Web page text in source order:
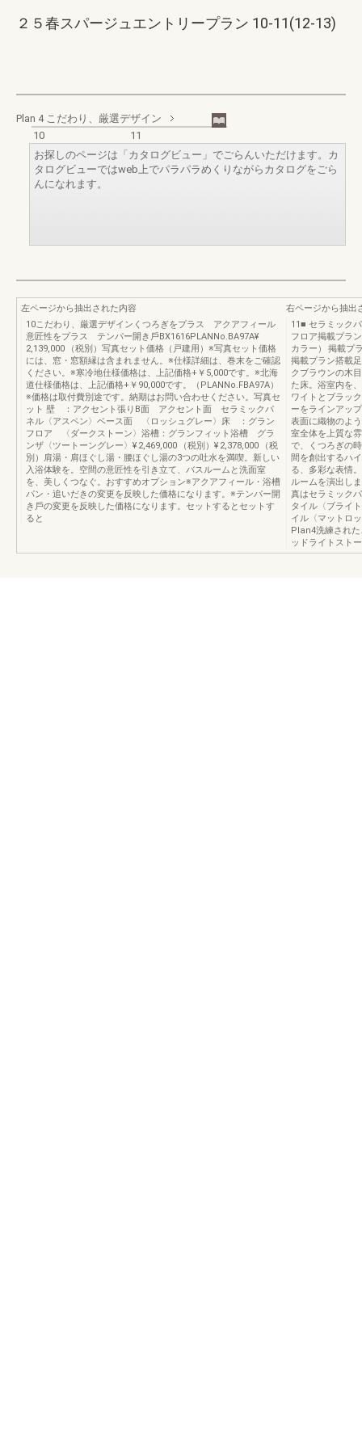
２５春スパージュエントリープラン 10-11(12-13)
Plan 4 こだわり、厳選デザイン
10
11
お探しのページは「カタログビュー」でごらんいただけます。カ
タログビューではweb上でパラパラめくりながらカタログをごら
んになれます。
左ページから抽出された内容
10こだわり、厳選デザインくつろぎをプラス アクアフィール
意匠性をプラス テンパー開き⼾BX1616PLANNo.BA97A¥
2,139,000 （税別）写真セット価格（戸建用）※写真セット価格
には、窓・窓額縁は含まれません。※仕様詳細は、巻末をご確認
ください。※寒冷地仕様価格は、上記価格+￥5,000です。※北海
道仕様価格は、上記価格+￥90,000です。（PLANNo.FBA97A）
※価格は取付費別途です。納期はお問い合わせください。写真セ
ット 壁 ：アクセント張りB面 アクセント面 セラミックパ
ネル〈アスペン〉ベース面 〈ロッシュグレー〉床 ：グラン
フロア 〈ダークストーン〉浴槽：グランフィット浴槽 グラ
ンザ〈ツートーングレー〉¥ 2,469,000 （税別）¥ 2,378,000 （税
別）肩湯・肩ほぐし湯・腰ほぐし湯の3つの吐⽔を満喫。新しい
⼊浴体験を。空間の意匠性を引き立て、バスルームと洗面室
を、美しくつなぐ。おすすめオプション※アクアフィール・浴槽
パン・追いだきの変更を反映した価格になります。※テンパー開
き⼾の変更を反映した価格になります。セットするとセットす
ると
右ページから抽出
11■ セラミック
フロア掲載プラ
カラー） 掲載プ
掲載プラン搭載
クブラウンの⽊
た床。浴室内を
ワイトとブラッ
ーをラインアッ
表⾯に織物のよ
室全体を上質な
で、くつろぎの
間を創出するハ
る、多彩な表情
ルームを演出し
真はセラミック
タイル〈ブライ
イル〈マットロ
Plan4洗練され
ッドライトスト